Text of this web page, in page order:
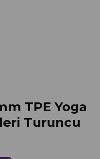
TPE Yoga
Turuncu